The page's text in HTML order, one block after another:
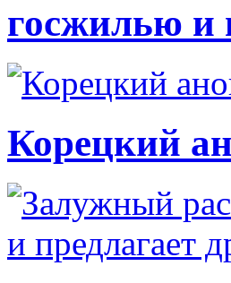
госжилью и
Корецкий